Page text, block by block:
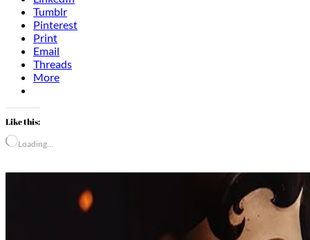
Tumblr
Pinterest
Print
Email
Threads
More
Like this:
Loading…